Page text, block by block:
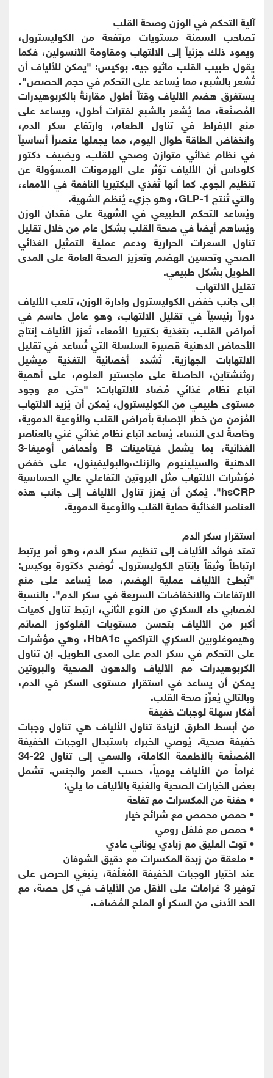
آلية التحكم في الوزن وصحة القلب
تصاحب السمنة مستويات مرتفعة من الكوليسترول،
ويعود ذلك جزئياً إلى الالتهاب ومقاومة الأنسولين، فكما
يقول طبيب القلب ماثيو جيه. بوكيس: "يمكن للألياف أن
تُشعر بالشبع، مما يُساعد على التحكم في حجم الحصص".
يستغرق هضم الألياف وقتاً أطول مقارنةً بالكربوهيدرات
المُصنّعة، مما يُشعر بالشبع لفترات أطول، ويساعد على
منع الإفراط في تناول الطعام، وارتفاع سكر الدم،
وانخفاض الطاقة طوال اليوم، مما يجعلها عنصراً أساسياً
في نظام غذائي متوازن وصحي للقلب. ويضيف دكتور
كلوداس أن الألياف تؤثر على الهرمونات المسؤولة عن
تنظيم الجوع. كما أنها تُغذي البكتيريا النافعة في الأمعاء،
والتي تُنتج GLP-1، وهو جزيء يُنظم الشهية.
ويُساعد التحكم الطبيعي في الشهية على فقدان الوزن
ويُساهم أيضاً في صحة القلب بشكل عام من خلال تقليل
تناول السعرات الحرارية ودعم عملية التمثيل الغذائي
الصحي وتحسين الهضم وتعزيز الصحة العامة على المدى
الطويل بشكل طبيعي.
تقليل الالتهاب
إلى جانب خفض الكوليسترول وإدارة الوزن، تلعب الألياف
دوراً رئيسياً في تقليل الالتهاب، وهو عامل حاسم في
أمراض القلب. بتغذية بكتيريا الأمعاء، تُعزز الألياف إنتاج
الأحماض الدهنية قصيرة السلسلة التي تُساعد في تقليل
الالتهابات الجهازية. تُشدد أخصائية التغذية ميشيل
روثنشتاين، الحاصلة على ماجستير العلوم، على أهمية
اتباع نظام غذائي مُضاد للالتهابات: "حتى مع وجود
مستوى طبيعي من الكوليسترول، يُمكن أن يُزيد الالتهاب
المُزمن من خطر الإصابة بأمراض القلب والأوعية الدموية،
وخاصةً لدى النساء. يُساعد اتباع نظام غذائي غني بالعناصر
الغذائية، بما يشمل فيتامينات B وأحماض أوميغا-3
الدهنية والسيلينيوم والزنك،والبوليفينول، على خفض
مُؤشرات الالتهاب مثل البروتين التفاعلي عالي الحساسية
hsCRP". يُمكن أن يُعزز تناول الألياف إلى جانب هذه
العناصر الغذائية حماية القلب والأوعية الدموية.
استقرار سكر الدم
تمتد فوائد الألياف إلى تنظيم سكر الدم، وهو أمر يرتبط
ارتباطاً وثيقاً بإنتاج الكوليسترول. تُوضح دكتورة بوكيس:
"تُبطئ الألياف عملية الهضم، مما يُساعد على منع
الارتفاعات والانخفاضات السريعة في سكر الدم". بالنسبة
لمُصابي داء السكري من النوع الثاني، ارتبط تناول كميات
أكبر من الألياف بتحسن مستويات الغلوكوز الصائم
وهيموغلوبين السكري التراكمي HbA1c، وهي مؤشرات
على التحكم في سكر الدم على المدى الطويل. إن تناول
الكربوهيدرات مع الألياف والدهون الصحية والبروتين
يمكن أن يساعد في استقرار مستوى السكر في الدم،
وبالتالي يُعزّز صحة القلب.
أفكار سهلة لوجبات خفيفة
من أبسط الطرق لزيادة تناول الألياف هي تناول وجبات
خفيفة صحية. يُوصي الخبراء باستبدال الوجبات الخفيفة
المُصنّعة بالأطعمة الكاملة، والسعي إلى تناول 22-34
غراماً من الألياف يومياً، حسب العمر والجنس. تشمل
بعض الخيارات الصحية والغنية بالألياف ما يلي:
• حفنة من المكسرات مع تفاحة
• حمص محمص مع شرائح خيار
• حمص مع فلفل رومي
• توت العليق مع زبادي يوناني عادي
• ملعقة من زبدة المكسرات مع دقيق الشوفان
عند اختيار الوجبات الخفيفة المُغلّفة، ينبغي الحرص على
توفير 3 غرامات على الأقل من الألياف في كل حصة، مع
الحد الأدنى من السكر أو الملح المُضاف.